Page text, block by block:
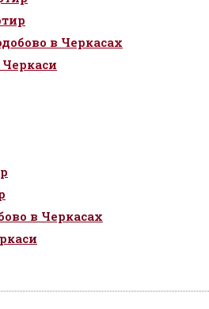
в Черкасах
в Черкасах